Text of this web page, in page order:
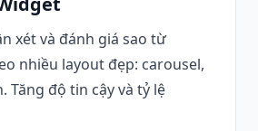
xét và đánh giá sao từ
nhiều layout đẹp: carousel,
Tăng độ tin cậy và tỷ lệ